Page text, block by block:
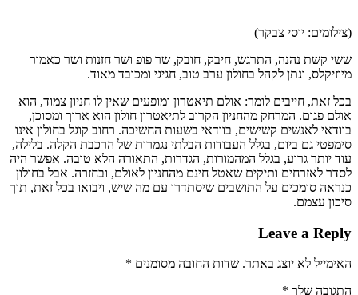
(צילומים: יוסי צבקר)
ששי קשת נהנה, התרגש, חיבק, חובק, שר פופ ושר חזנות ושר כאמור
מיוזיקלס, ונתן לקהל בחולון ערב טוב, חגיגי ומכובד מאוד.
בכל זאת, חייבים לומר: אולם תיאטרון ומופעים שאין לו חניון צמוד, הוא
אולם פגום. המרחק מהחניון הקרוב לתיאטרון חולון הוא ארוך ומסוכן,
בוודאי לאנשים קשישים, בוודאי בשעות החשיכה. רחוב קוגל בחולון אינו
סימפטי גם ביום, בגלל העבודות הבלתי נגמרות של הרכבת הקלה. בלילה,
עוד יותר גרוע, בגלל המהמורות, הגדרות, התאורה הלא טובה. אפשר היה
לסדר לאזרחים ותיקים שאטל חינם מהחניון לאולם, ובחזרה. אבל בחולון
כנראה סומכים על התושבים שיסתדרו עם מה שיש, ויבואו בכל זאת, תוך
סיכון עצמם.
Leave a Reply
האימייל לא יוצג באתר. שדות החובה מסומנים *
התגובה שלך *